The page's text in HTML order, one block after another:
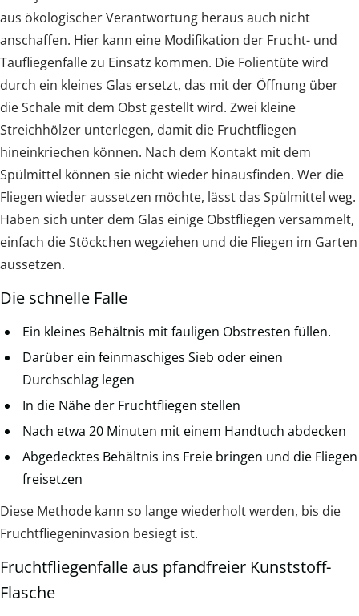
aus ökologischer Verantwortung heraus auch nicht
anschaffen. Hier kann eine Modifikation der Frucht- und
Taufliegenfalle zu Einsatz kommen. Die Folientüte wird
durch ein kleines Glas ersetzt, das mit der Öffnung über
die Schale mit dem Obst gestellt wird. Zwei kleine
Streichhölzer unterlegen, damit die Fruchtfliegen
hineinkriechen können. Nach dem Kontakt mit dem
Spülmittel können sie nicht wieder hinausfinden. Wer die
Fliegen wieder aussetzen möchte, lässt das Spülmittel weg.
Haben sich unter dem Glas einige Obstfliegen versammelt,
einfach die Stöckchen wegziehen und die Fliegen im Garten
aussetzen.
Die schnelle Falle
Ein kleines Behältnis mit fauligen Obstresten füllen.
Darüber ein feinmaschiges Sieb oder einen
Durchschlag legen
In die Nähe der Fruchtfliegen stellen
Nach etwa 20 Minuten mit einem Handtuch abdecken
Abgedecktes Behältnis ins Freie bringen und die Fliegen
freisetzen
Diese Methode kann so lange wiederholt werden, bis die
Fruchtfliegeninvasion besiegt ist.
Fruchtfliegenfalle aus pfandfreier Kunststoff-
Flasche